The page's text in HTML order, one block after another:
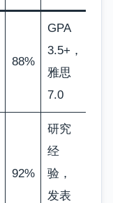
88%
GPA
3.5+，
雅思
7.0
92%
研究
经
验，
发表